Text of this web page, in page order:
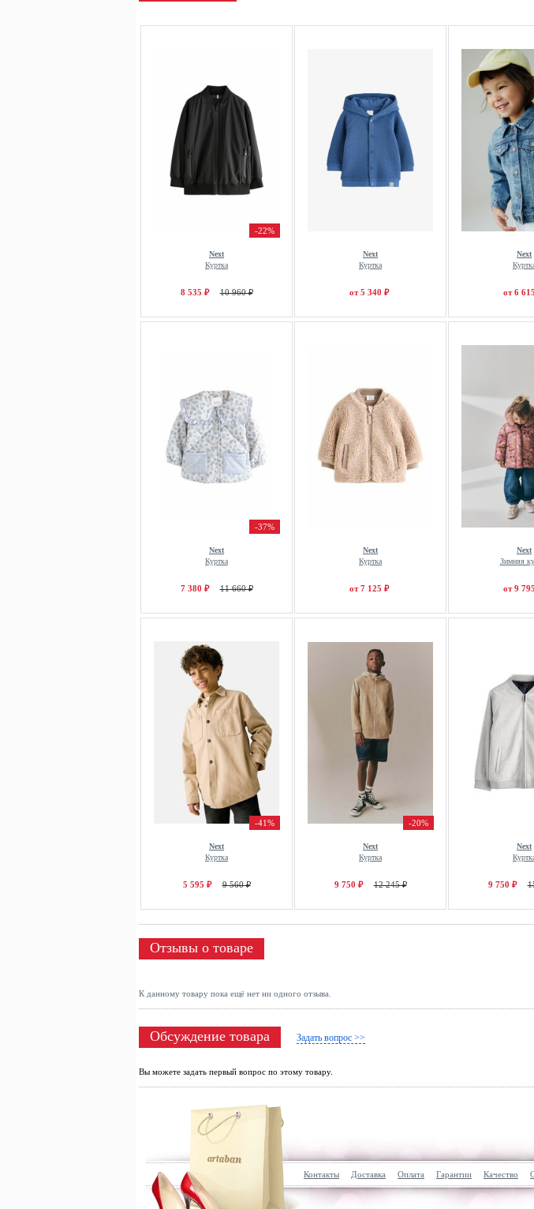
-22%
Next
Куртка
8 535 ₽ 10 960 ₽
Next
Куртка
от 5 340 ₽
Next
от 6
-37%
Next
Куртка
7 380 ₽ 11 660 ₽
Next
Куртка
от 7 125 ₽
Next
Зимняя
от 9
-41%
Next
Куртка
5 595 ₽ 9 560 ₽
-20%
Next
Куртка
9 750 ₽ 12 245 ₽
Next
9 750 ₽
Отзывы о товаре
К данному товару пока ещё нет ни одного отзыва.
Обсуждение товара Задать вопрос >>
Вы можете задать первый вопрос по этому товару.
Контакты Доставка Оплата Гарантии Качество